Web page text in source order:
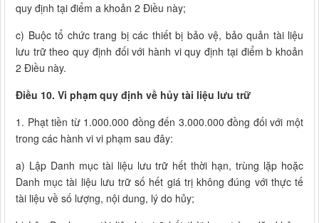
quy định tại điểm a khoản 2 Điều này;
c) Buộc tổ chức trang bị các thiết bị bảo vệ, bảo quản tài liệu
lưu trữ theo quy định đối với hành vi quy định tại điểm b khoản
2 Điều này.
Điều 10. Vi phạm quy định về hủy tài liệu lưu trữ
1. Phạt tiền từ 1.000.000 đồng đến 3.000.000 đồng đối với một
trong các hành vi vi phạm sau đây:
a) Lập Danh mục tài liệu lưu trữ hết thời hạn, trùng lặp hoặc
Danh mục tài liệu lưu trữ số hết giá trị không đúng với thực tế
tài liệu về số lượng, nội dung, lý do hủy;